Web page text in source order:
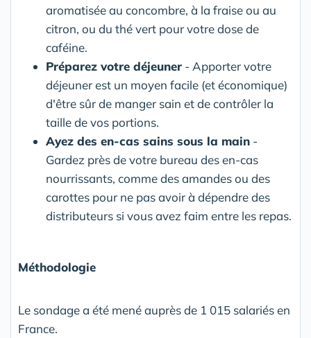
aromatisée au concombre, à la fraise ou au
citron, ou du thé vert pour votre dose de
caféine.
Préparez votre déjeuner - Apporter votre
déjeuner est un moyen facile (et économique)
d'être sûr de manger sain et de contrôler la
taille de vos portions.
Ayez des en-cas sains sous la main -
Gardez près de votre bureau des en-cas
nourrissants, comme des amandes ou des
carottes pour ne pas avoir à dépendre des
distributeurs si vous avez faim entre les repas.
Méthodologie
Le sondage a été mené auprès de 1 015 salariés en
France.